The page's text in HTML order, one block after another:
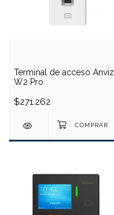
Terminal de acceso Anviz
W2 Pro
$271.262